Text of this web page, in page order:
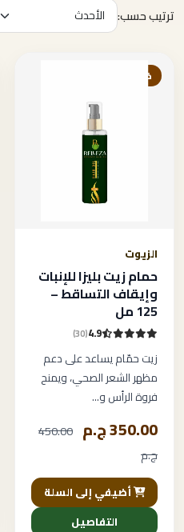
ترتيب حسب:
خصم
الزيوت
حمام زيت بليزا للإنبات
وإيقاف التساقط –
125 مل
4.9
(30)
زيت حمّام يساعد على دعم
مظهر الشعر الصحي، ويمنح
فروة الرأس و...
350.00 ج.م
450.00
ج.م
أضيفي إلى السلة
التفاصيل